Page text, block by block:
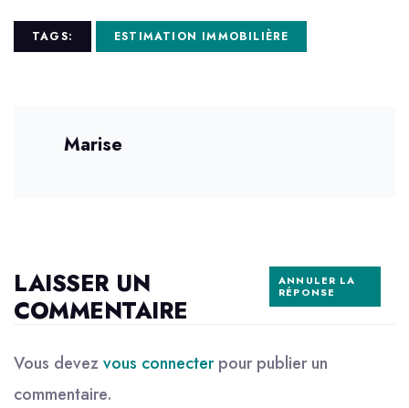
TAGS: ESTIMATION IMMOBILIÈRE
Marise
LAISSER UN
COMMENTAIRE
ANNULER LA
RÉPONSE
Vous devez vous connecterpour publier un
commentaire.